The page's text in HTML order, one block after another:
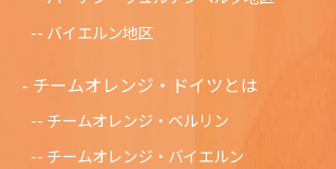
バイエルン地区
チームオレンジ・ドイツとは
チームオレンジ・ベルリン
チームオレンジ・バイエルン